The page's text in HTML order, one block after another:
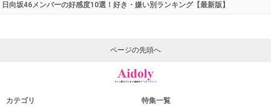
日向坂46メンバーの好感度10選！好き・嫌い別ランキング【最新版】
ページの先頭へ
カテゴリ 特集一覧